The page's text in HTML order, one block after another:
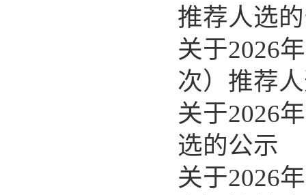
推荐人选
关于2026
次）推荐
关于2026
选的公示
关于2026